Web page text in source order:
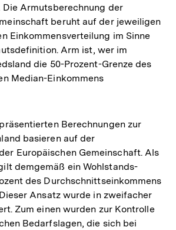
Armutsberechnung der
beruht auf der jeweiligen
Einkommensverteilung im Sinne
Arm ist, wer im
die 50-Prozent-Grenze des
Median-Einkommens
Berechnungen zur
basieren auf der
Europäischen Gemeinschaft. Als
demgemäß ein Wohlstands-
des Durchschnittseinkommens
Ansatz wurde in zweifacher
Zum einen wurden zur Kontrolle
Bedarfslagen, die sich bei